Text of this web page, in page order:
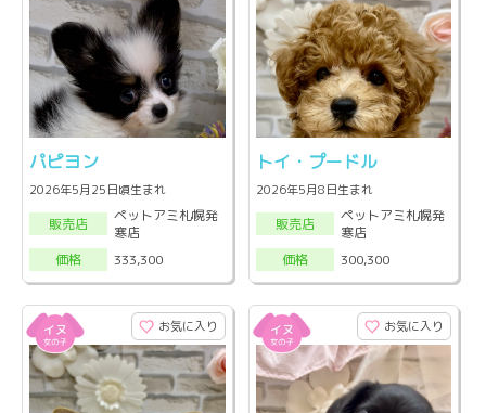
パピヨン
2026年5月25日頃生まれ
販売店
ペットアミ札幌発
寒店
価格
333,300
トイ・プードル
2026年5月8日生まれ
販売店
ペットアミ札幌発
寒店
価格
300,300
お気に入り お気に入り